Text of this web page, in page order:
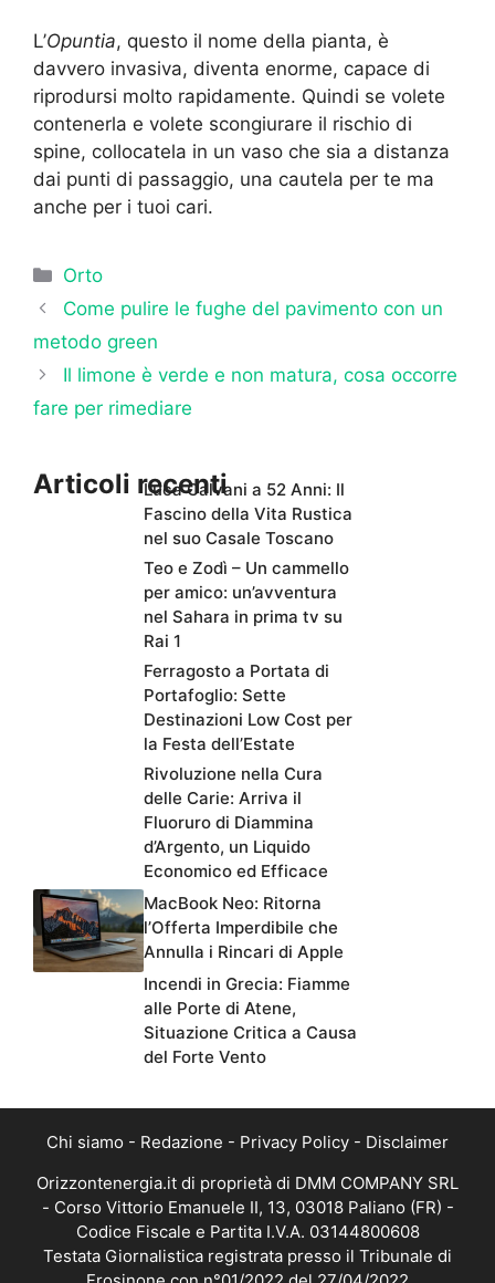
L’Opuntia, questo il nome della pianta, è
davvero invasiva, diventa enorme, capace di
riprodursi molto rapidamente. Quindi se volete
contenerla e volete scongiurare il rischio di
spine, collocatela in un vaso che sia a distanza
dai punti di passaggio, una cautela per te ma
anche per i tuoi cari.
Categorie
Orto
Come pulire le fughe del pavimento con un
metodo green
Il limone è verde e non matura, cosa occorre
fare per rimediare
Articoli recentiLuca Calvani a 52 Anni: Il
Fascino della Vita Rustica
nel suo Casale Toscano
Teo e Zodì – Un cammello
per amico: un’avventura
nel Sahara in prima tv su
Rai 1
Ferragosto a Portata di
Portafoglio: Sette
Destinazioni Low Cost per
la Festa dell’Estate
Rivoluzione nella Cura
delle Carie: Arriva il
Fluoruro di Diammina
d’Argento, un Liquido
Economico ed Efficace
MacBook Neo: Ritorna
l’Offerta Imperdibile che
Annulla i Rincari di Apple
Incendi in Grecia: Fiamme
alle Porte di Atene,
Situazione Critica a Causa
del Forte Vento
Chi siamo - Redazione - Privacy Policy - Disclaimer
Orizzontenergia.it di proprietà di DMM COMPANY SRL
- Corso Vittorio Emanuele II, 13, 03018 Paliano (FR) -
Codice Fiscale e Partita I.V.A. 03144800608
Testata Giornalistica registrata presso il Tribunale di